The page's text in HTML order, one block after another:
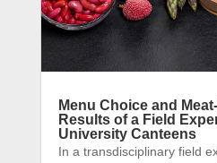
Menu Choice and
Results of a Field
University Canteens
In a transdisciplinary field